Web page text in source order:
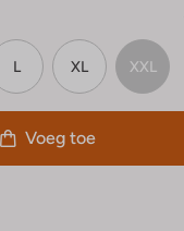
L XL XXL
Voeg toe